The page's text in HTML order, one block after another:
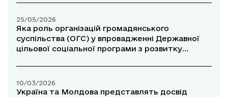
25/05/2026
Яка роль організацій громадянського
суспільства (ОГС) у впровадженні Державної
цільової соціальної програми з розвитку
10/03/2026
Україна та Молдова представлять досвід